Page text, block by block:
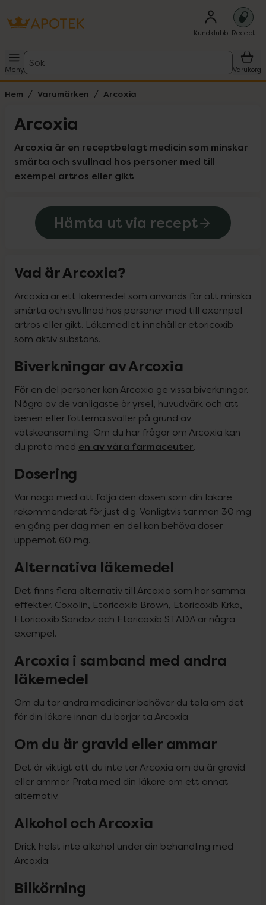
Kundklubb Recept
Meny
Sök
Varukorg
Hem Varumärken Arcoxia
Arcoxia
Arcoxia är en receptbelagt medicin som minskar
smärta och svullnad hos personer med till
exempel artros eller gikt
Hämta ut via recept
Vad är Arcoxia?
Arcoxia är ett läkemedel som används för att minska
smärta och svullnad hos personer med till exempel
artros eller gikt. Läkemedlet innehåller etoricoxib
som aktiv substans.
Biverkningar av Arcoxia
För en del personer kan Arcoxia ge vissa biverkningar.
Några av de vanligaste är yrsel, huvudvärk och att
benen eller fötterna sväller på grund av
vätskeansamling. Om du har frågor om Arcoxia kan
du prata med en av våra farmaceuter.
Dosering
Var noga med att följa den dosen som din läkare
rekommenderat för just dig. Vanligtvis tar man 30 mg
en gång per dag men en del kan behöva doser
uppemot 60 mg.
Alternativa läkemedel
Det finns flera alternativ till Arcoxia som har samma
effekter. Coxolin, Etoricoxib Brown, Etoricoxib Krka,
Etoricoxib Sandoz och Etoricoxib STADA är några
exempel.
Arcoxia i samband med andra
läkemedel
Om du tar andra mediciner behöver du tala om det
för din läkare innan du börjar ta Arcoxia.
Om du är gravid eller ammar
Det är viktigt att du inte tar Arcoxia om du är gravid
eller ammar. Prata med din läkare om ett annat
alternativ.
Alkohol och Arcoxia
Drick helst inte alkohol under din behandling med
Arcoxia.
Bilkörning